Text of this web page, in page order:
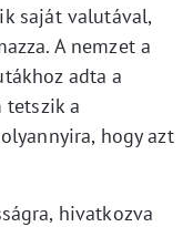
saját valutával,
A nemzet a
adta a
tetszik a
hogy azt
hivatkozva